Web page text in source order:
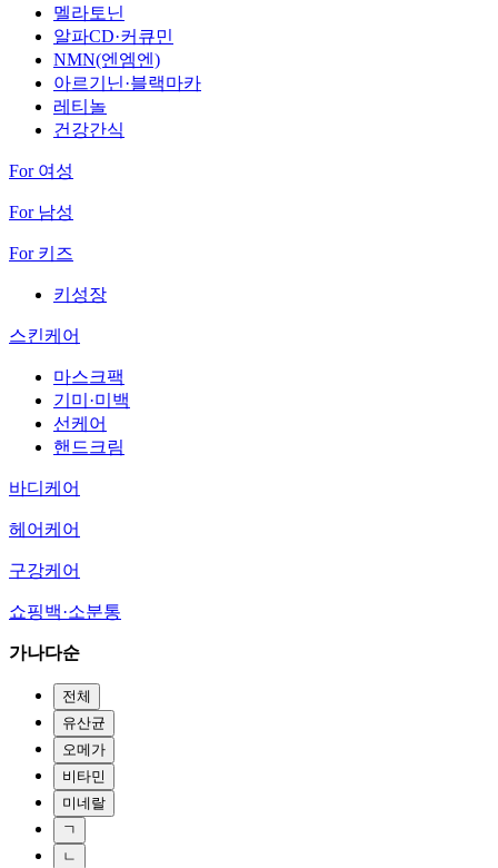
멜라토닌
알파CD·커큐민
NMN(엔엠엔)
아르기닌·블랙마카
레티놀
건강간식
For 여성
For 남성
For 키즈
키성장
스킨케어
마스크팩
기미·미백
선케어
핸드크림
바디케어
헤어케어
구강케어
쇼핑백·소분통
가나다순
전체
유산균
오메가
비타민
미네랄
ㄱ
ㄴ